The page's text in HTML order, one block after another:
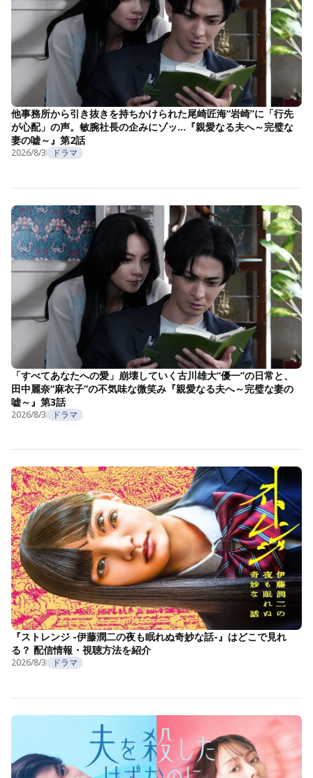
他事務所から引き抜きを持ちかけられた尾崎匠海“岩崎”に「行先
が心配」の声。敏腕社長の企みにゾッ…『親愛なる夫へ～完璧な
妻の嘘～』第2話
2026/8/3 ドラマ
「すべてあなたへの愛」崩壊していく古川雄大“優一”の日常と、
田中麗奈“麻衣子”の不気味な微笑み『親愛なる夫へ～完璧な妻の
嘘～』第3話
2026/8/3 ドラマ
『ストレンジ -伊藤潤二の夜も眠れぬ奇妙な話-』はどこで見れ
る？ 配信情報・視聴方法を紹介
2026/8/3 ドラマ